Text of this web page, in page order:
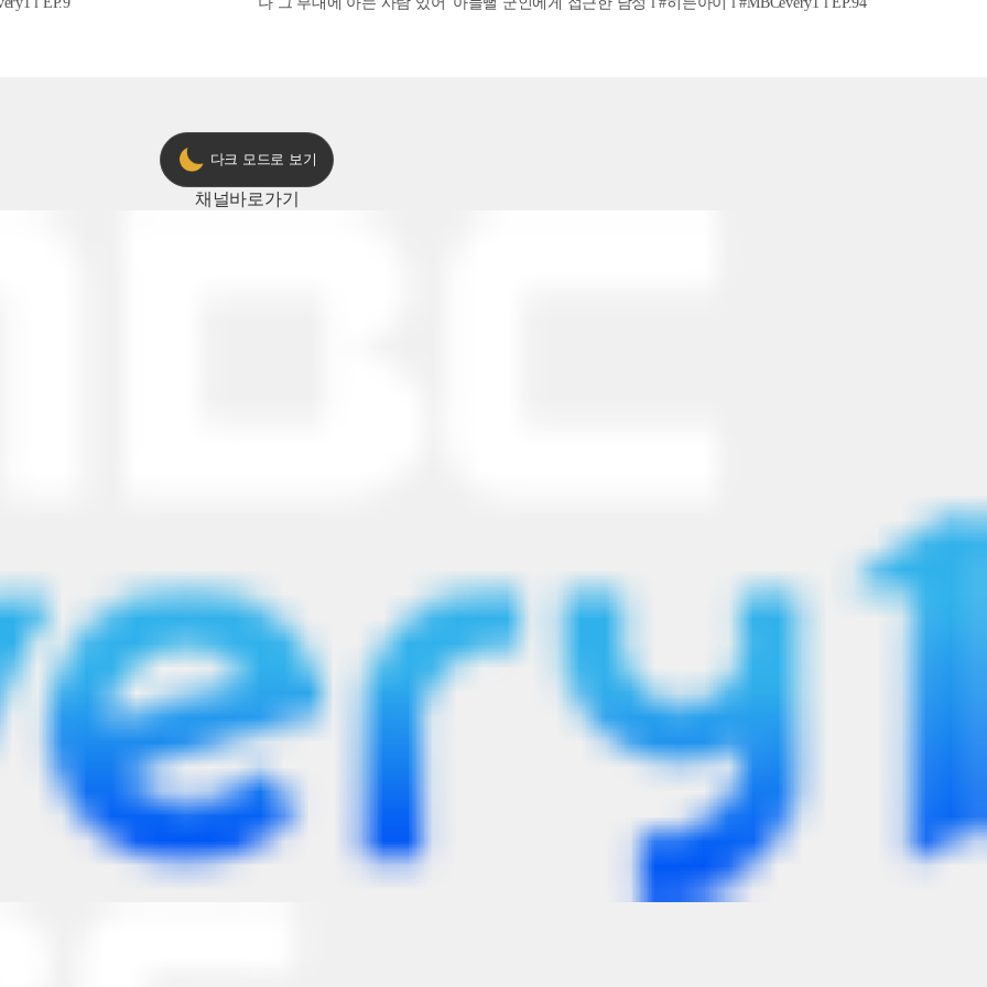
다크 모드로 보기
채널바로가기